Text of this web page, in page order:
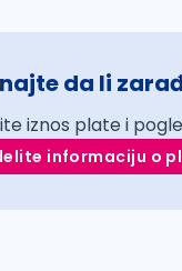
da li
iznos plate i
informaciju o